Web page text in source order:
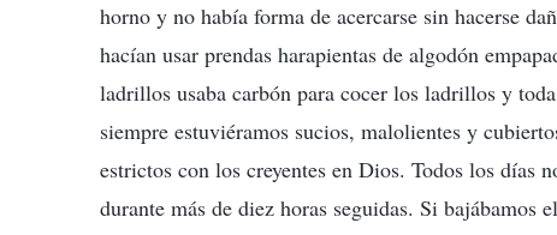
horno y no había forma de acercarse sin hacerse
hacían usar prendas harapientas de algodón
ladrillos usaba carbón para cocer los ladrillos y
siempre estuviéramos sucios, malolientes y
estrictos con los creyentes en Dios. Todos los días
durante más de diez horas seguidas. Si